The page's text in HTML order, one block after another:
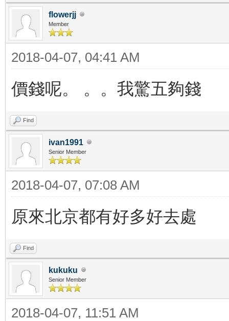
flowerjj
Member
2018-04-07, 04:41 AM
價錢呢。 。。我驚五夠錢
Find
ivan1991
Senior Member
2018-04-07, 07:08 AM
原來北京都有好多好去處
Find
kukuku
Senior Member
2018-04-07, 11:51 AM